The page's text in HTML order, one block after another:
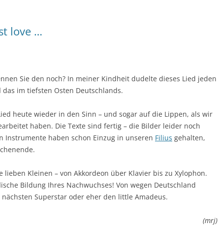
love …
Sie den noch? In meiner Kindheit dudelte dieses Lied jeden
das im tiefsten Osten Deutschlands.
heute wieder in den Sinn – und sogar auf die Lippen, als wir
haben. Die Texte sind fertig – die Bilder leider noch
Instrumente haben schon Einzug in unseren Filius gehalten,
Kleinen – von Akkordeon über Klavier bis zu Xylophon.
Bildung Ihres Nachwuchses! Von wegen Deutschland
Superstar oder eher den little Amadeus.
(mrj)